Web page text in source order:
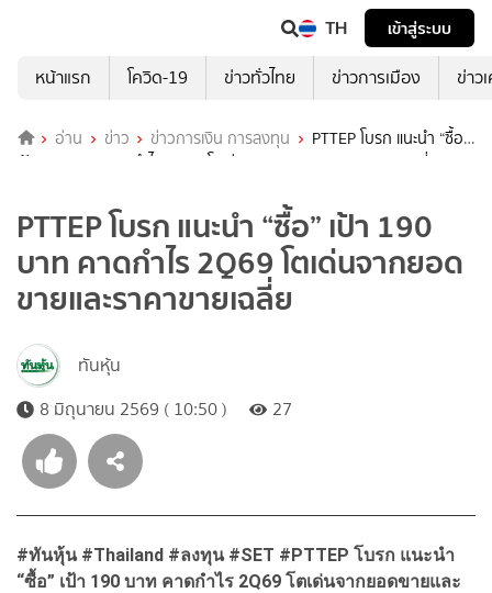
TH
เข้าสู่ระบบ
หน้าแรก
โควิด-19 ข่าวทั่วไทย ข่าวการเมือง ข่าว
อ่าน ข่าว ข่าวการเงิน การลงทุน
PTTEP โบรก แนะนำ “ซื้อ”
เป้า 190 บาท คาดกำไร 2Q69 โตเด่นจากยอดขายและราคาขายเฉลี่ย
PTTEP โบรก แนะนำ “ซื้อ” เป้า 190
บาท คาดกำไร 2Q69 โตเด่นจากยอด
ขายและราคาขายเฉลี่ย
ทันหุ้น
8 มิถุนายน 2569 ( 10:50 )
27
#ทันหุ้น #Thailand #ลงทุน #SET #PTTEP โบรก แนะนำ
“ซื้อ” เป้า 190 บาท คาดกำไร 2Q69 โตเด่นจากยอดขายและ